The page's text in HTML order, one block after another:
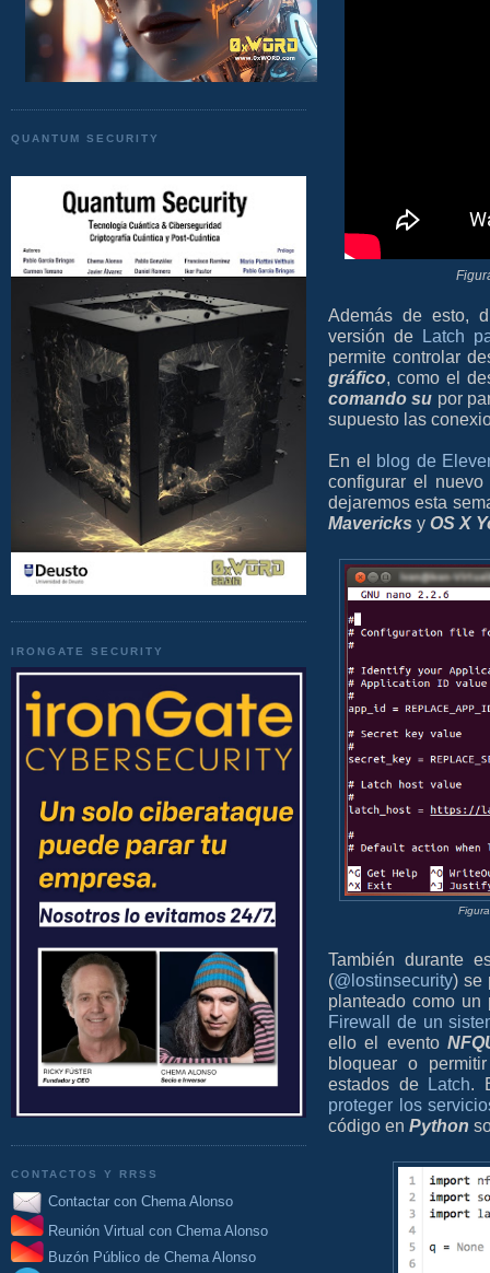
QUANTUM SECURITY
IRONGATE SECURITY
CONTACTOS Y RRSS
Contactar con Chema Alonso
Reunión Virtual con Chema Alonso
Buzón Público de Chema Alonso
Además de esto,
versión de
Latch
permite controlar
gráfico, como el
comando su por
supuesto las
En el blog de
configurar el
dejaremos esta
Mavericks y OS X
También durante
(@lostinsecurity) se
planteado como
Firewall de un
ello el evento
bloquear o
estados de Latch.
proteger los
código en Python